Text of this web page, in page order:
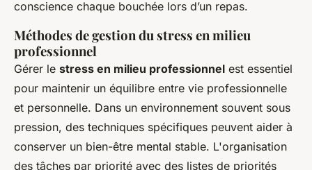
conscience chaque bouchée lors d’un repas.
Méthodes de gestion du stress en milieu
professionnel
Gérer le stress en milieu professionnel est essentiel
pour maintenir un équilibre entre vie professionnelle
et personnelle. Dans un environnement souvent sous
pression, des techniques spécifiques peuvent aider à
conserver un bien-être mental stable. L'organisation
des tâches par priorité avec des listes de priorités